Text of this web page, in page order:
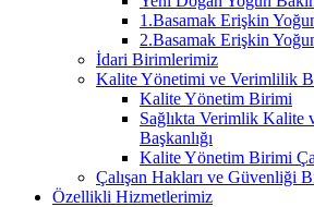
1.Basamak Erişkin
2.Basamak Erişkin
İdari Birimlerimiz
Kalite Yönetimi ve Verimlilik
Kalite Yönetim Birimi
Sağlıkta Verimlik Kalite
Başkanlığı
Kalite Yönetim Birimi
Çalışan Hakları ve Güvenliği
Özellikli Hizmetlerimiz